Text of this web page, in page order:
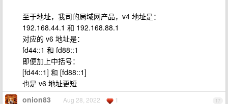
至于地址，我司的局域网产品，v4 地址是：
192.168.44.1 和 192.168.88.1
对应的 v6 地址是：
fd44::1 和 fd88::1
即便加上中括号：
[fd44::1] 和 [fd88::1]
也是 v6 地址更短
17
onion83 Aug 28, 2022 1